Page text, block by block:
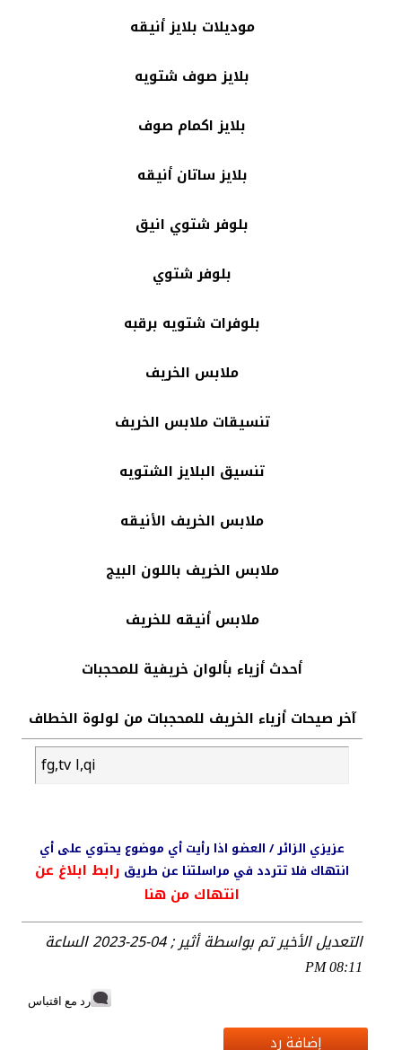
موديلات بلايز أنيقه
بلايز صوف شتويه
بلايز اكمام صوف
بلايز ساتان أنيقه
بلوفر شتوي انيق
بلوفر شتوي
بلوفرات شتويه برقبه
ملابس الخريف
تنسيقات ملابس الخريف
تنسيق البلايز الشتويه
ملابس الخريف الأنيقه
ملابس الخريف باللون البيج
ملابس أنيقه للخريف
أحدث أزياء بألوان خريفية للمحجبات
آخر صيحات أزياء الخريف للمحجبات من لولوة الخطاف
fg,tv l,qi
عزيزي الزائر / العضو اذا رأيت أي موضوع يحتوي على أي
انتهاك فلا تتردد في مراسلتنا عن طريق رابط ابلاغ عن
انتهاك من هنا
التعديل الأخير تم بواسطة أثير ; 04-25-2023 الساعة
08:11 PM
رد مع اقتباس
إضافة رد